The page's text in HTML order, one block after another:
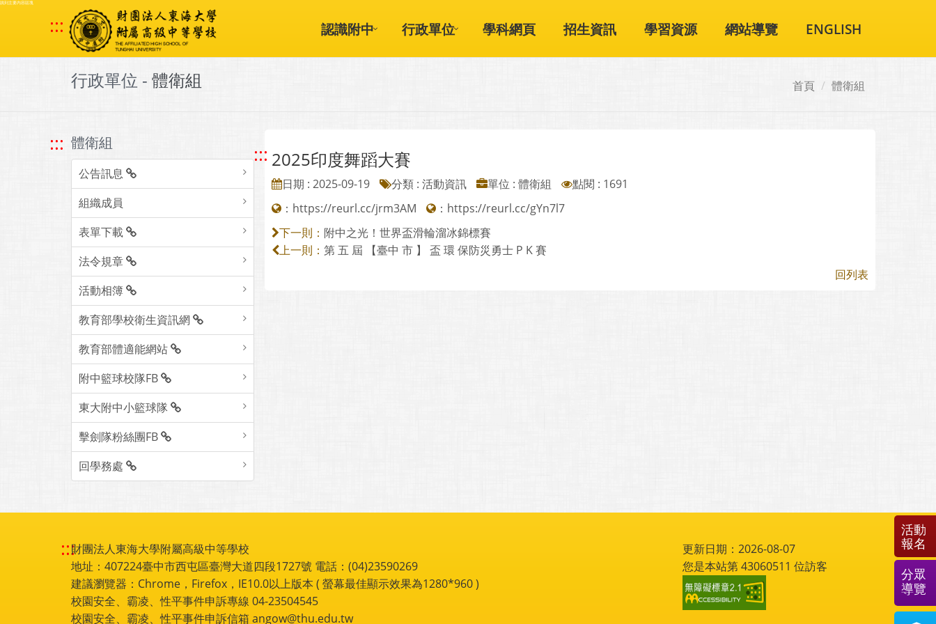
跳到主要內容區塊
::: 認識附中 行政單位 學科網頁 招生資訊 學習資源 網站導覽 ENGLISH
行政單位 - 體衛組 首頁 體衛組
::: 體衛組
公告訊息
組織成員
表單下載
法令規章
活動相簿
教育部學校衛生資訊網
教育部體適能網站
附中籃球校隊FB
東大附中小籃球隊
擊劍隊粉絲團FB
回學務處
::: 2025印度舞蹈大賽
日期 : 2025-09-19 分類 : 活動資訊 單位 : 體衛組
點閱 : 1691
： https://reurl.cc/jrm3AM ： https://reurl.cc/gYn7l7
下一則： 附中之光！世界盃滑輪溜冰錦標賽
上一則： 第 五 屆 【臺中 市 】 盃 環 保防災勇士 P K 賽
回列表
:::財團法人東海大學附屬高級中等學校
地址：407224臺中市西屯區臺灣大道四段1727號 電話：(04)23590269
建議瀏覽器：Chrome，Firefox，IE10.0以上版本 ( 螢幕最佳顯示效果為1280*960 )
校園安全、霸凌、性平事件申訴專線 04-23504545
校園安全、霸凌、性平事件申訴信箱 angow@thu.edu.tw
更新日期：2026-08-07
您是本站第43060511 位訪客
活動
報名
分眾
導覽